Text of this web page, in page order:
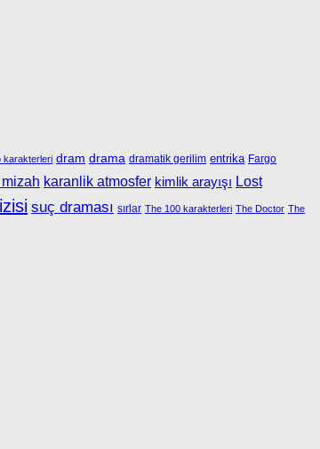
karakterleri dram drama dramatik gerilim entrika Fargo
karanlik atmosfer kimlik arayışı Lost
suç draması sırlar The 100 karakterleri The Doctor The